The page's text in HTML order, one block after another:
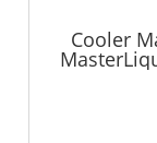
Cooler